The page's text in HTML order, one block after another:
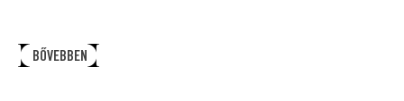
BŐVEBBEN